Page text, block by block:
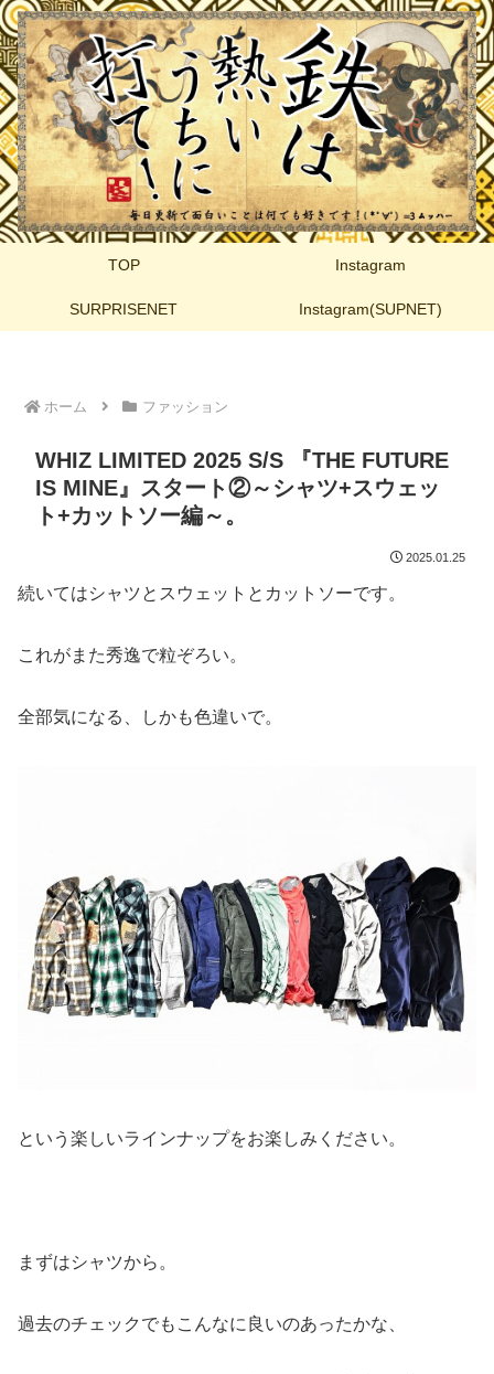
TOP Instagram
SURPRISENET Instagram(SUPNET)
ホーム ファッション
WHIZ LIMITED 2025 S/S 『THE FUTURE
IS MINE』スタート②～シャツ+スウェッ
ト+カットソー編～。
2025.01.25
続いてはシャツとスウェットとカットソーです。
これがまた秀逸で粒ぞろい。
全部気になる、しかも色違いで。
という楽しいラインナップをお楽しみください。
まずはシャツから。
過去のチェックでもこんなに良いのあったかな、